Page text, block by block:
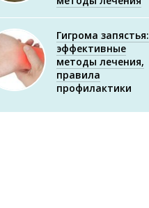
Гигрома запястья:
эффективные
методы лечения,
правила
профилактики